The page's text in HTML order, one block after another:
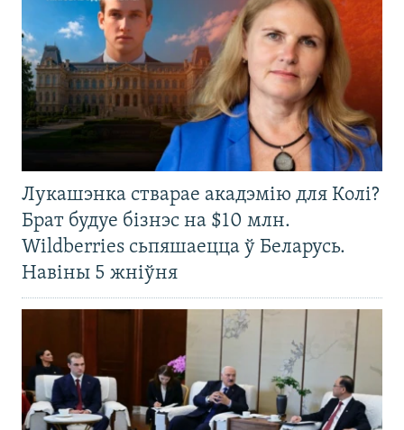
Лукашэнка стварае акадэмію для Колі?
Брат будуе бізнэс на $10 млн.
Wildberries сьпяшаецца ў Беларусь.
Навіны 5 жніўня